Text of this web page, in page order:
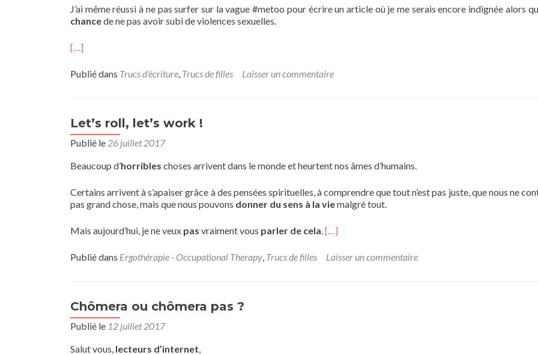
J’ai même réussi à ne pas surfer sur la vague #metoo pour écrire un article où je me serais encore indignée alors
chancede ne pas avoir subi de violences sexuelles.
[…]
Publié dans Trucs d'écriture, Trucs de filles Laisser un commentaire
Let’s roll, let’s work !
Publié le 26 juillet 2017
Beaucoup d’horribles choses arrivent dans le monde et heurtent nos âmes d’humains.
Certains arrivent à s’apaiser grâce à des pensées spirituelles, à comprendre que tout n’est pas juste, que nous ne
pas grand chose, mais que nous pouvons donner du sens à la viemalgré tout.
Mais aujourd’hui, je ne veux pas vraiment vous parler de cela.[…]
Publié dans Ergothérapie - Occupational Therapy, Trucs de filles Laisser un commentaire
Chômera ou chômera pas ?
Publié le 12 juillet 2017
Salut vous, lecteurs d’internet,